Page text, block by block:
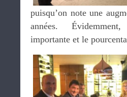
puisqu’on note une
années.
importante et le